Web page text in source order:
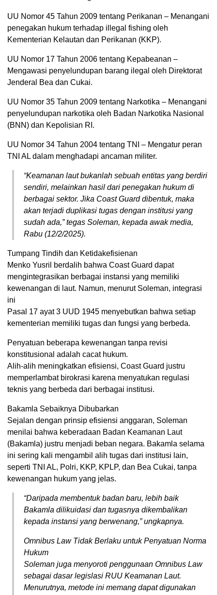
UU Nomor 45 Tahun 2009 tentang Perikanan – Menangani
penegakan hukum terhadap illegal fishing oleh
Kementerian Kelautan dan Perikanan (KKP).
UU Nomor 17 Tahun 2006 tentang Kepabeanan –
Mengawasi penyelundupan barang ilegal oleh Direktorat
Jenderal Bea dan Cukai.
UU Nomor 35 Tahun 2009 tentang Narkotika – Menangani
penyelundupan narkotika oleh Badan Narkotika Nasional
(BNN) dan Kepolisian RI.
UU Nomor 34 Tahun 2004 tentang TNI – Mengatur peran
TNI AL dalam menghadapi ancaman militer.
“Keamanan laut bukanlah sebuah entitas yang berdiri
sendiri, melainkan hasil dari penegakan hukum di
berbagai sektor. Jika Coast Guard dibentuk, maka
akan terjadi duplikasi tugas dengan institusi yang
sudah ada,” tegas Soleman, kepada awak media,
Rabu (12/2/2025).
Tumpang Tindih dan Ketidakefisienan
Menko Yusril berdalih bahwa Coast Guard dapat
mengintegrasikan berbagai instansi yang memiliki
kewenangan di laut. Namun, menurut Soleman, integrasi
ini
Pasal 17 ayat 3 UUD 1945 menyebutkan bahwa setiap
kementerian memiliki tugas dan fungsi yang berbeda.
Penyatuan beberapa kewenangan tanpa revisi
konstitusional adalah cacat hukum.
Alih-alih meningkatkan efisiensi, Coast Guard justru
memperlambat birokrasi karena menyatukan regulasi
teknis yang berbeda dari berbagai institusi.
Bakamla Sebaiknya Dibubarkan
Sejalan dengan prinsip efisiensi anggaran, Soleman
menilai bahwa keberadaan Badan Keamanan Laut
(Bakamla) justru menjadi beban negara. Bakamla selama
ini sering kali mengambil alih tugas dari institusi lain,
seperti TNI AL, Polri, KKP, KPLP, dan Bea Cukai, tanpa
kewenangan hukum yang jelas.
“Daripada membentuk badan baru, lebih baik
Bakamla dilikuidasi dan tugasnya dikembalikan
kepada instansi yang berwenang,” ungkapnya.
Omnibus Law Tidak Berlaku untuk Penyatuan Norma
Hukum
Soleman juga menyoroti penggunaan Omnibus Law
sebagai dasar legislasi RUU Keamanan Laut.
Menurutnya, metode ini memang dapat digunakan